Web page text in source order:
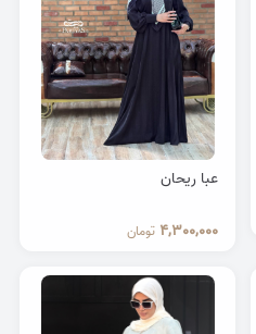
عبا ریحان
4,300,000 تومان